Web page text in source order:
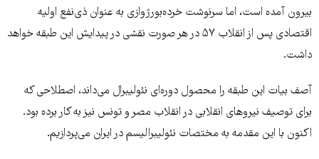
بیرون آمده است، اما سرنوشت خرده‌بورژوازی به عنوان ذی‌نفع اولیه
اقتصادی پس از انقلاب ۵۷ در هر صورت نقشی در پیدایش این طبقه خواهد
داشت.
آصف بیات این طبقه را محصول دوره‌ای نئولیبرال می‌داند، اصطلاحی که
برای توصیف نیروهای انقلابی در انقلاب مصر و تونس نیز به کار برده بود.
اکنون با این مقدمه به مختصات نئولیبرالیسم در ایران می‌پردازیم.